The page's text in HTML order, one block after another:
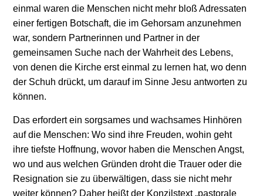
einmal waren die Menschen nicht mehr bloß Adressaten
einer fertigen Botschaft, die im Gehorsam anzunehmen
war, sondern Partnerinnen und Partner in der
gemeinsamen Suche nach der Wahrheit des Lebens,
von denen die Kirche erst einmal zu lernen hat, wo denn
der Schuh drückt, um darauf im Sinne Jesu antworten zu
können.
Das erfordert ein sorgsames und wachsames Hinhören
auf die Menschen: Wo sind ihre Freuden, wohin geht
ihre tiefste Hoffnung, wovor haben die Menschen Angst,
wo und aus welchen Gründen droht die Trauer oder die
Resignation sie zu überwältigen, dass sie nicht mehr
weiter können? Daher heißt der Konzilstext „pastorale